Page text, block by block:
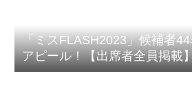
「ミスFLASH2023」候補者
アピール！【出席者全員掲載